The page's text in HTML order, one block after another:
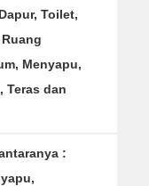
Dapur, Toilet,
Menyapu,
Teras dan
: